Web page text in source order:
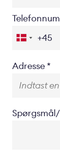
Location
Adresse